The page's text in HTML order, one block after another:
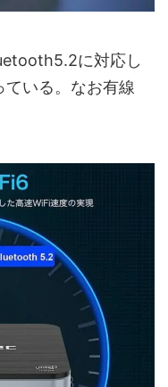
に対応し
いる。なお有線